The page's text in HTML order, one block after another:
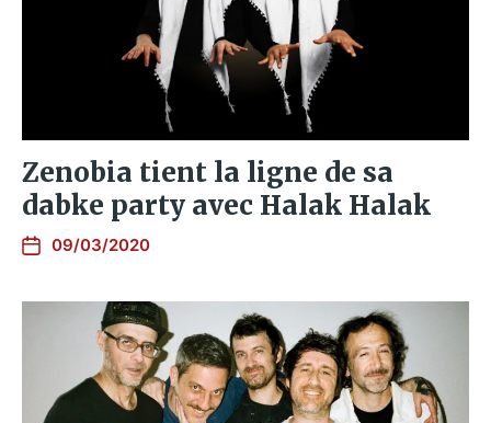
Zenobia tient la ligne de sa
dabke party avec Halak Halak
09/03/2020